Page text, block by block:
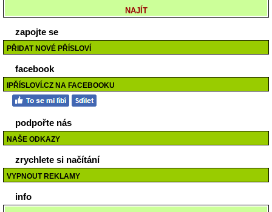
zapojte se
PŘIDAT NOVÉ PŘÍSLOVÍ
facebook
IPŘÍSLOVÍ.CZ NA FACEBOOKU
podpořte nás
NAŠE ODKAZY
zrychlete si načítání
VYPNOUT REKLAMY
info